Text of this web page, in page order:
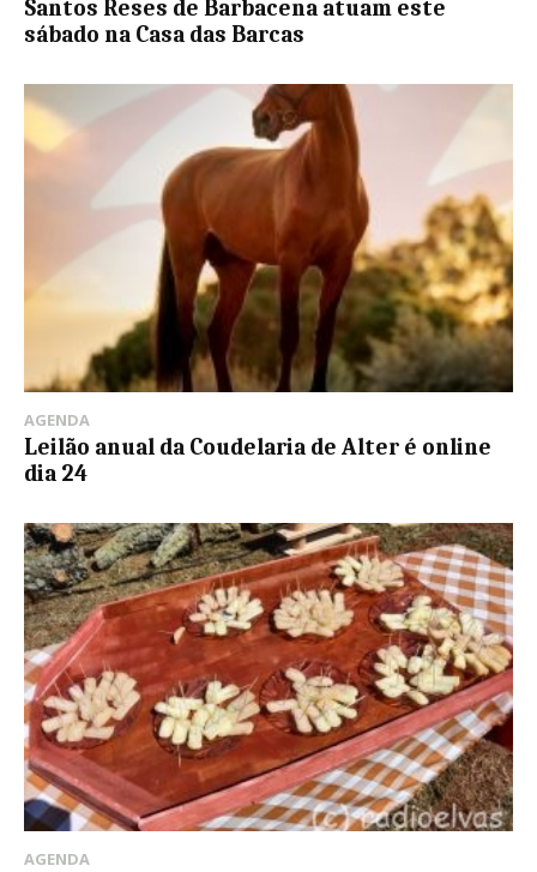
Santos Reses de Barbacena atuam este
sábado na Casa das Barcas
AGENDA
Leilão anual da Coudelaria de Alter é online
dia 24
AGENDA